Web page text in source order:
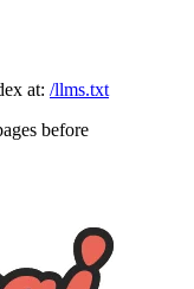
at: /llms.txt
before